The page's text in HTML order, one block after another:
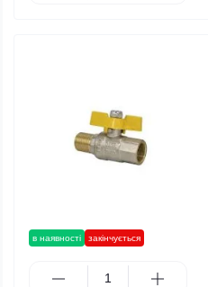
в наявності закінчується